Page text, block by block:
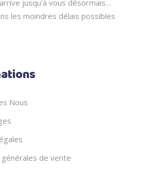
jusqu'à vous désormais…
les moindres délais possibles
Nous
générales de vente